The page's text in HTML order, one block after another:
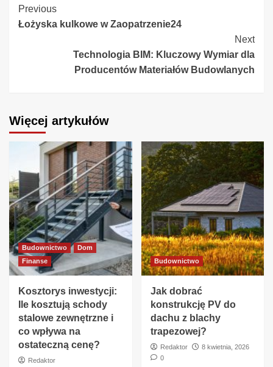
Continue
Reading
Previous
Łożyska kulkowe w Zaopatrzenie24
Next
Technologia BIM: Kluczowy Wymiar dla
Producentów Materiałów Budowlanych
Więcej artykułów
Budownictwo
Dom
Finanse
Kosztorys inwestycji:
Ile kosztują schody
stalowe zewnętrzne i
co wpływa na
ostateczną cenę?
Redaktor
Budownictwo
Jak dobrać
konstrukcję PV do
dachu z blachy
trapezowej?
Redaktor
8 kwietnia, 2026
0